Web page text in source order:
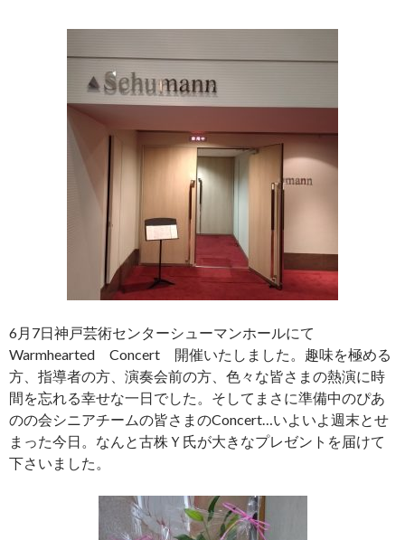
6月7日神戸芸術センターシューマンホールにて
Warmhearted Concert 開催いたしました。趣味を極める
方、指導者の方、演奏会前の方、色々な皆さまの熱演に時
間を忘れる幸せな一日でした。そしてまさに準備中のぴあ
のの会シニアチームの皆さまのConcert…いよいよ週末とせ
まった今日。なんと古株Ｙ氏が大きなプレゼントを届けて
下さいました。